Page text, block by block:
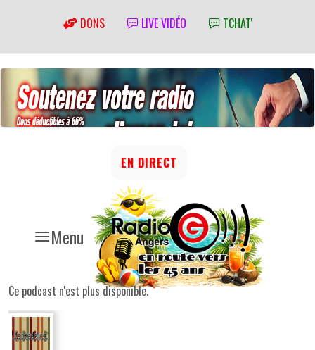
DONS LIVE VIDÉO TCHAT'
Menu
EN DIRECT
Ce podcast n'est plus disponible.